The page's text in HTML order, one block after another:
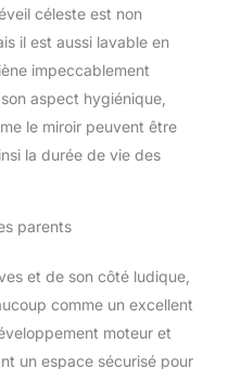
s'est engagé à
l'éducation de vos
facile et
! Nous
tous les
essentiels (sacs
poussettes,
vous et vos
et intelligents avec
!
céleste est non
il est aussi lavable en
impeccablement
aspect hygiénique,
le miroir peuvent être
la durée de vie des
parents
et de son côté ludique,
comme un excellent
moteur et
un espace sécurisé pour